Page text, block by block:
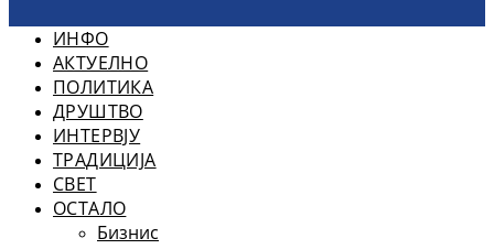
ИНФО
АКТУЕЛНО
ПОЛИТИКА
ДРУШТВО
ИНТЕРВЈУ
ТРАДИЦИЈА
СВЕТ
ОСТАЛО
Бизнис